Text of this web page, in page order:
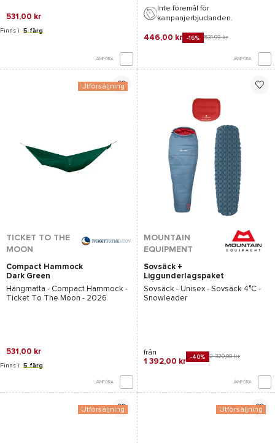
531,00 kr
Finns i 5 färg
JÄMFÖRA
Inte föremål för
kampanjerbjudanden.
446,00 kr -16% 531,93 kr
JÄMFÖRA
Utförsäljning
TICKET TO THE
MOON
Compact Hammock
Dark Green
Hängmatta - Compact Hammock -
Ticket To The Moon - 2026
531,00 kr
Finns i 5 färg
JÄMFÖRA
MOUNTAIN
EQUIPMENT
Sovsäck +
Liggunderlagspaket
från Snowleader
Sovsäck - Unisex - Sovsäck 4°C -
Snowleader
från
1 392,00 kr
-40% 2 320,00 kr
JÄMFÖRA
Utförsäljning Utförsäljning